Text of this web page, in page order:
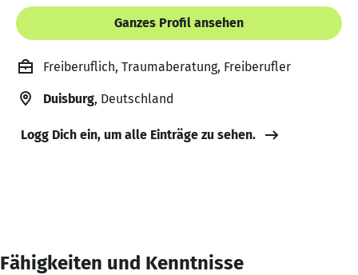
Ganzes Profil ansehen
Freiberuflich, Traumaberatung, Freiberufler
Duisburg, Deutschland
Logg Dich ein, um alle Einträge zu sehen.
Fähigkeiten und Kenntnisse